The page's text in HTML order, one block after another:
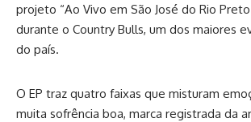
projeto “Ao Vivo em São José do Rio
durante o Country Bulls, um dos maiores
do país.
O EP traz quatro faixas que misturam
muita sofrência boa, marca registrada da